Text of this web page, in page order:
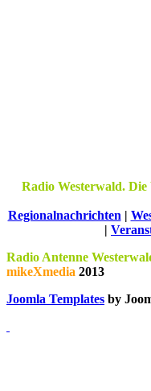
Radio Westerwald.
Regionalnachrichten |
|
Radio Antenne
mikeXmedia 2013
Joomla Templates by